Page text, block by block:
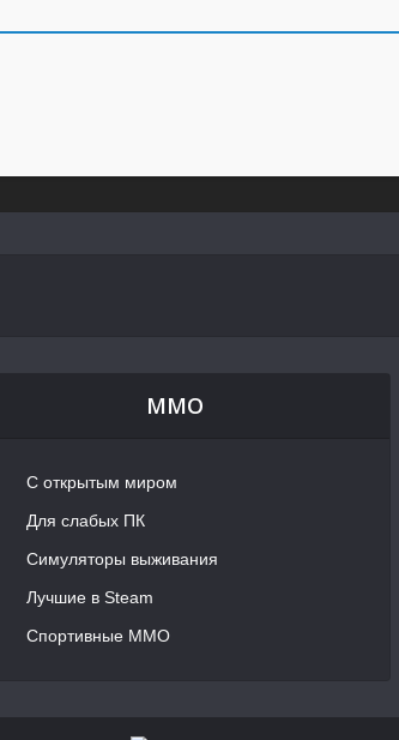
MMO
С открытым миром
Для слабых ПК
Симуляторы выживания
Лучшие в Steam
Спортивные MMO